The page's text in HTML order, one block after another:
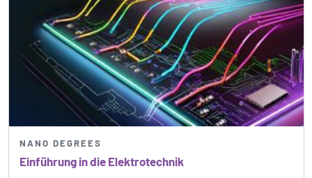
Einführung in die Elektrotechnik
NANO DEGREES